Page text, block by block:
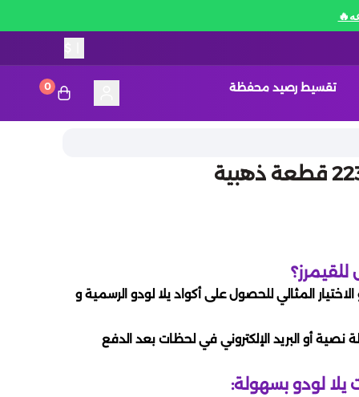
تقسيط رصيد محفظة 0
للقيمرز؟
المثالي للحصول على أكواد يلا لودو الرسمية و
نصية أو البريد الإلكتروني في لحظات بعد الدفع
لودو بسهولة: